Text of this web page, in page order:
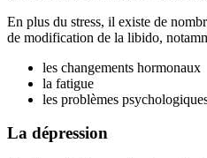
En plus du stress, il existe de
de modification de la libido,
les changements hormonaux
la fatigue
les problèmes
La dépression